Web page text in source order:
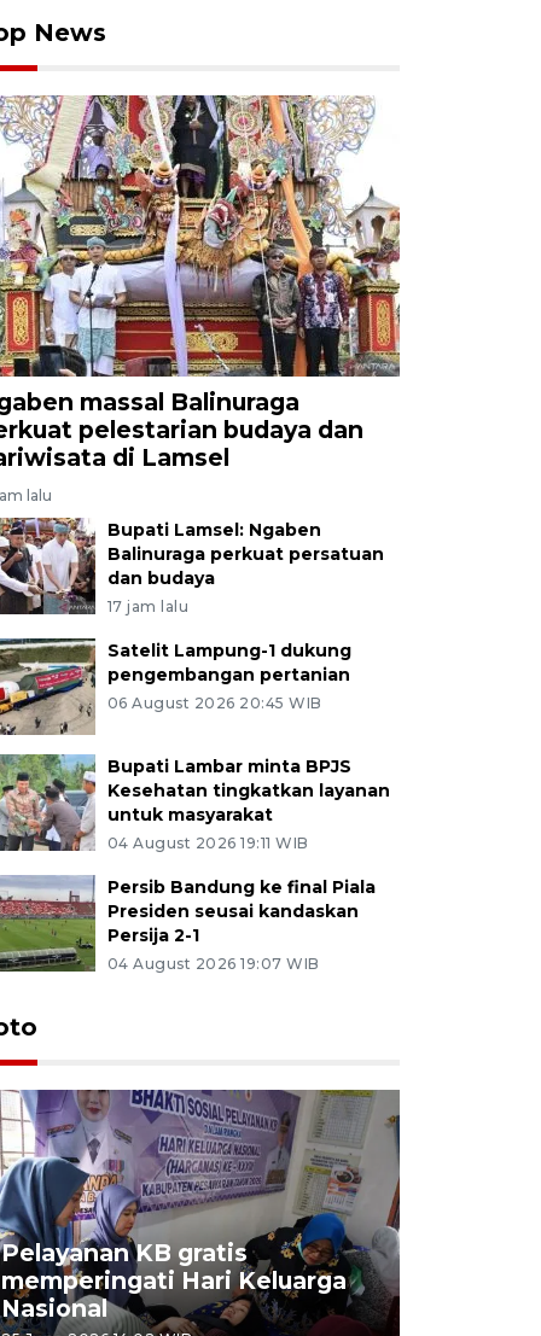
News
massal Balinuraga
pelestarian budaya dan
di Lamsel
lalu
Bupati Lamsel: Ngaben
Balinuraga perkuat persatuan
dan budaya
17 jam lalu
Satelit Lampung-1 dukung
pengembangan pertanian
06 August 2026 20:45 WIB
Bupati Lambar minta BPJS
Kesehatan tingkatkan layanan
untuk masyarakat
04 August 2026 19:11 WIB
Persib Bandung ke final Piala
Presiden seusai kandaskan
Persija 2-1
04 August 2026 19:07 WIB
Pelayanan KB gratis
memperingati Hari Keluarga
Nasional